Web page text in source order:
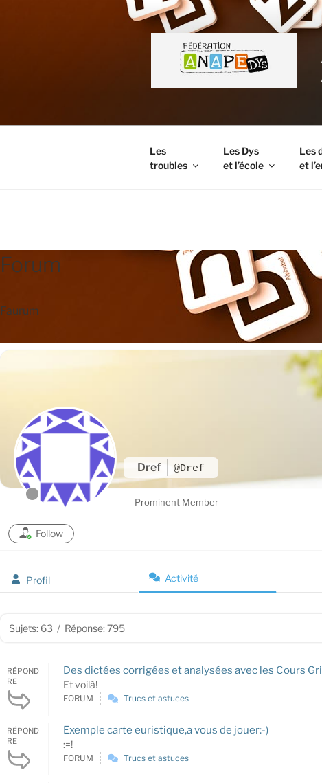
Les
troubles
Les Dys
et l’école
Les
et
FORUM
Forum
Faurum
Dref @Dref
Prominent Member
Follow
Profil Activité
Sujets: 63 / Réponse: 795
RÉPOND
RE
Des dictées corrigées et analysées avec les Cours
Et voilà!
FORUM Trucs et astuces
RÉPOND
RE
Exemple carte euristique,a vous de jouer:-)
:=!
FORUM Trucs et astuces